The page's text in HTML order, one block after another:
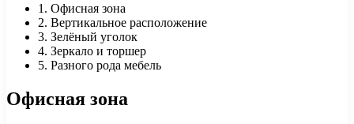
1. Офисная зона
2. Вертикальное расположение
3. Зелёный уголок
4. Зеркало и торшер
5. Разного рода мебель
Офисная зона